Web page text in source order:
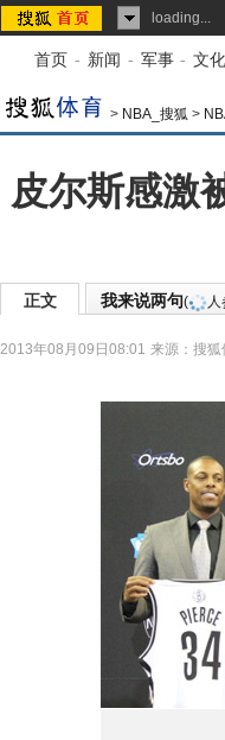
loading...
首页 - 新闻 - 军事 - 文化
> NBA_搜狐 >
皮尔斯感激
正文 我来说两句(
2013年08月09日08:01 来源： 搜狐